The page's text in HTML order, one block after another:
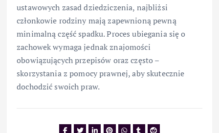
ustawowych zasad dziedziczenia, najbliżsi
członkowie rodziny mają zapewnioną pewną
minimalną część spadku. Proces ubiegania się o
zachowek wymaga jednak znajomości
obowiązujących przepisów oraz często –
skorzystania z pomocy prawnej, aby skutecznie
dochodzić swoich praw.